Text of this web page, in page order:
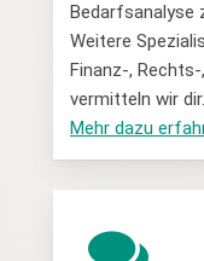
Bedarfsanalyse
Weitere
Finanz-,
vermitteln wir dir.
Mehr dazu